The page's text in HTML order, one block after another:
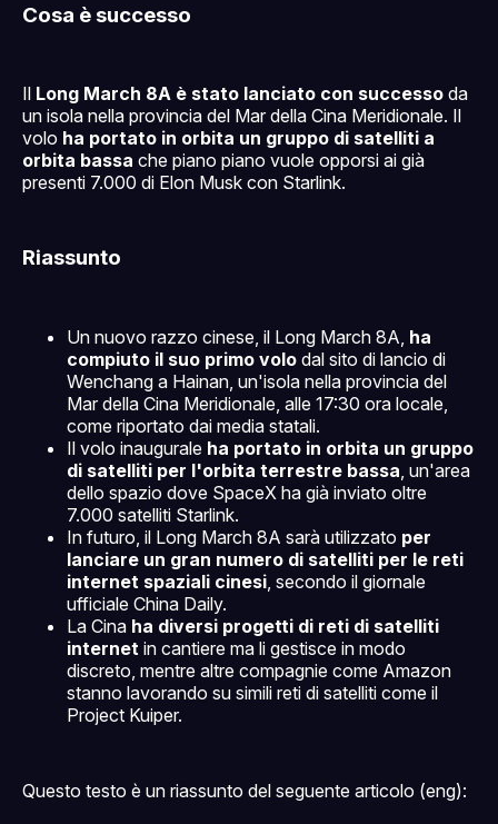
Cosa è successo
Il Long March 8A è stato lanciato con successo da
un isola nella provincia del Mar della Cina Meridionale. Il
volo ha portato in orbita un gruppo di satelliti a
orbita bassa che piano piano vuole opporsi ai già
presenti 7.000 di Elon Musk con Starlink.
Riassunto
Un nuovo razzo cinese, il Long March 8A, ha
compiuto il suo primo volo dal sito di lancio di
Wenchang a Hainan, un'isola nella provincia del
Mar della Cina Meridionale, alle 17:30 ora locale,
come riportato dai media statali.
Il volo inaugurale ha portato in orbita un gruppo
di satelliti per l'orbita terrestre bassa, un'area
dello spazio dove SpaceX ha già inviato oltre
7.000 satelliti Starlink.
In futuro, il Long March 8A sarà utilizzato per
lanciare un gran numero di satelliti per le reti
internet spaziali cinesi, secondo il giornale
ufficiale China Daily.
La Cina ha diversi progetti di reti di satelliti
internet in cantiere ma li gestisce in modo
discreto, mentre altre compagnie come Amazon
stanno lavorando su simili reti di satelliti come il
Project Kuiper.
Questo testo è un riassunto del seguente articolo (eng):